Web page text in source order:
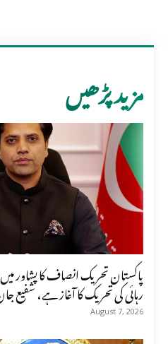
مزید پڑھیں
پاکستان تحریک انصاف کا پشاور
رہائی کی تحریک کا آغاز ہے، شفیع
August 7, 2026